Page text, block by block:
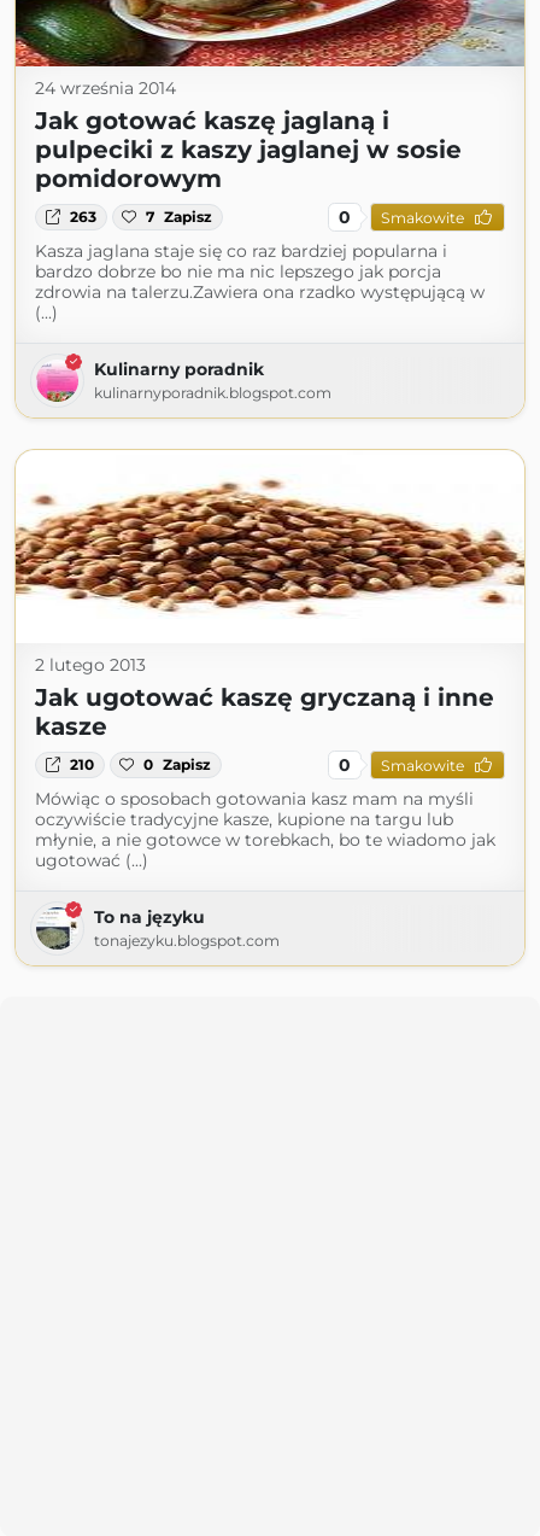
24 września 2014
Jak gotować kaszę jaglaną i
pulpeciki z kaszy jaglanej w sosie
pomidorowym
263 7 Zapisz 0 Smakowite
Kasza jaglana staje się co raz bardziej popularna i
bardzo dobrze bo nie ma nic lepszego jak porcja
zdrowia na talerzu.Zawiera ona rzadko występującą w
(...)
Kulinarny poradnik
kulinarnyporadnik.blogspot.com
2 lutego 2013
Jak ugotować kaszę gryczaną i inne
kasze
210 0 Zapisz 0 Smakowite
Mówiąc o sposobach gotowania kasz mam na myśli
oczywiście tradycyjne kasze, kupione na targu lub
młynie, a nie gotowce w torebkach, bo te wiadomo jak
ugotować (...)
To na języku
tonajezyku.blogspot.com